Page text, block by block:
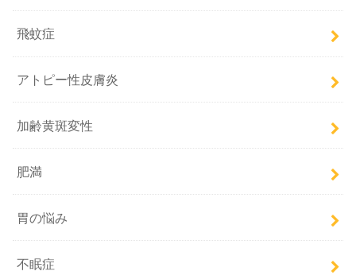
飛蚊症
アトピー性皮膚炎
加齢黄斑変性
肥満
胃の悩み
不眠症